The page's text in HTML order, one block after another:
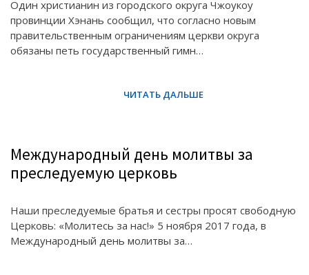
Один христианин из городского округа Чжоукоу
провинции Хэнань сообщил, что согласно новым
правительственным ограничениям церкви округа
обязаны петь государственный гимн…
Международный день молитвы за
преследуемую церковь
Наши преследуемые братья и сестры просят свободную
Церковь: «Молитесь за нас!» 5 ноября 2017 года, в
Международный день молитвы за…